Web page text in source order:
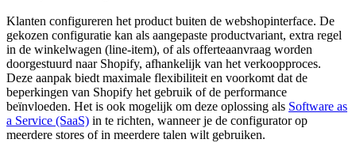
Klanten configureren het product buiten de webshopinterface. De
gekozen configuratie kan als aangepaste productvariant, extra regel
in de winkelwagen (line-item), of als offerteaanvraag worden
doorgestuurd naar Shopify, afhankelijk van het verkoopproces.
Deze aanpak biedt maximale flexibiliteit en voorkomt dat de
beperkingen van Shopify het gebruik of de performance
beïnvloeden. Het is ook mogelijk om deze oplossing als Software as
a Service (SaaS) in te richten, wanneer je de configurator op
meerdere stores of in meerdere talen wilt gebruiken.